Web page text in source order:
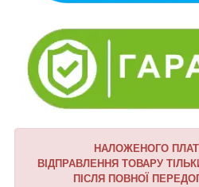
НАЛОЖЕНОГО
ВІДПРАВЛЕННЯ ТОВАРУ
ПІСЛЯ ПОВНОЇ